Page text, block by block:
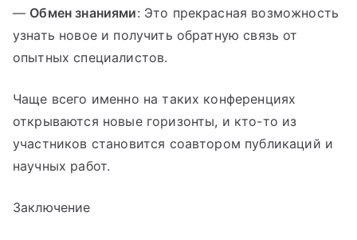
— Обмен знаниями: Это прекрасная возможность
узнать новое и получить обратную связь от
опытных специалистов.
Чаще всего именно на таких конференциях
открываются новые горизонты, и кто-то из
участников становится соавтором публикаций и
научных работ.
Заключение